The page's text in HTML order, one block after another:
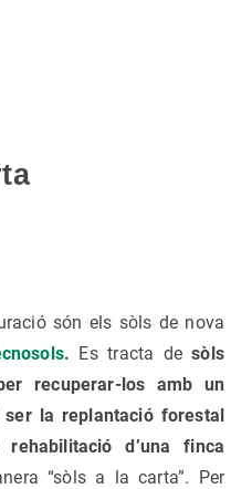
són els sòls de nova
. Es tracta desòls
recuperar-los amb un
la replantació forestal
d’una finca
“sòls a la carta”. Per